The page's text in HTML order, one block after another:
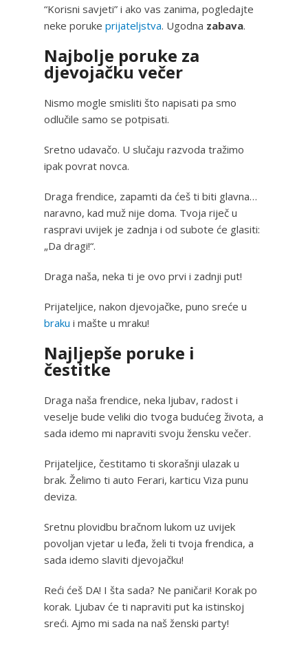
“Korisni savjeti” i ako vas zanima, pogledajte
neke poruke prijateljstva. Ugodna zabava.
Najbolje poruke za
djevojačku večer
Nismo mogle smisliti što napisati pa smo
odlučile samo se potpisati.
Sretno udavačo. U slučaju razvoda tražimo
ipak povrat novca.
Draga frendice, zapamti da ćeš ti biti glavna…
naravno, kad muž nije doma. Tvoja riječ u
raspravi uvijek je zadnja i od subote će glasiti:
„Da dragi!“.
Draga naša, neka ti je ovo prvi i zadnji put!
Prijateljice, nakon djevojačke, puno sreće u
braku i mašte u mraku!
Najljepše poruke i
čestitke
Draga naša frendice, neka ljubav, radost i
veselje bude veliki dio tvoga budućeg života, a
sada idemo mi napraviti svoju žensku večer.
Prijateljice, čestitamo ti skorašnji ulazak u
brak. Želimo ti auto Ferari, karticu Viza punu
deviza.
Sretnu plovidbu bračnom lukom uz uvijek
povoljan vjetar u leđa, želi ti tvoja frendica, a
sada idemo slaviti djevojačku!
Reći ćeš DA! I šta sada? Ne paničari! Korak po
korak. Ljubav će ti napraviti put ka istinskoj
sreći. Ajmo mi sada na naš ženski party!